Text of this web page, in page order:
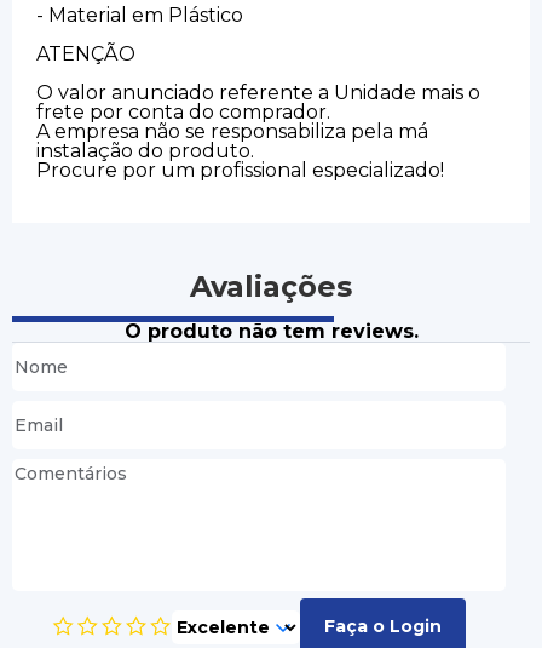
- Material em Plástico
ATENÇÃO
O valor anunciado referente a Unidade mais o
frete por conta do comprador.
A empresa não se responsabiliza pela má
instalação do produto.
Procure por um profissional especializado!
Avaliações
O produto não tem reviews.
Faça o Login